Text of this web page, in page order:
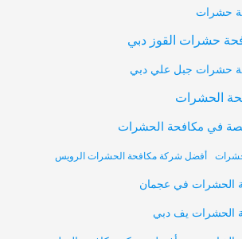
حشرات
حشرات القوز دبي
حشرات جبل علي دبي
الحشرات
في مكافحة الحشرات
أفضل شركة مكافحة الحشرات الرويس
الحشرات في عجمان
الحشرات يف دبي